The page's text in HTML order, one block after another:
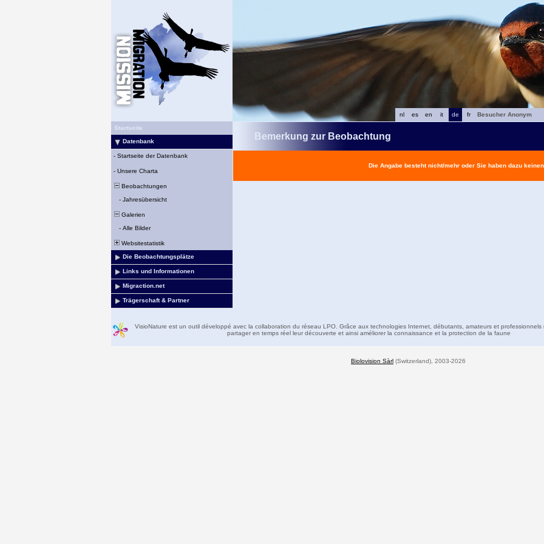
fr
de
it
en
es
nl
Besucher Anonym
Startseite
Datenbank
- Startseite der Datenbank
- Unsere Charta
Beobachtungen
- Jahresübersicht
Galerien
- Alle Bilder
Websitestatistik
Die Beobachtungsplätze
Links und Informationen
Migraction.net
Trägerschaft & Partner
Bemerkung zur Beobachtung
Die Angabe besteht nicht/mehr oder Sie haben dazu keinen
VisioNature est un outil développé avec la collaboration du réseau LPO. Grâce aux technologies Internet, débutants, amateurs et professionnels
partager en temps réel leur découverte et ainsi améliorer la connaissance et la protection de la faune
Biolovision Sàrl (Switzerland), 2003-2026